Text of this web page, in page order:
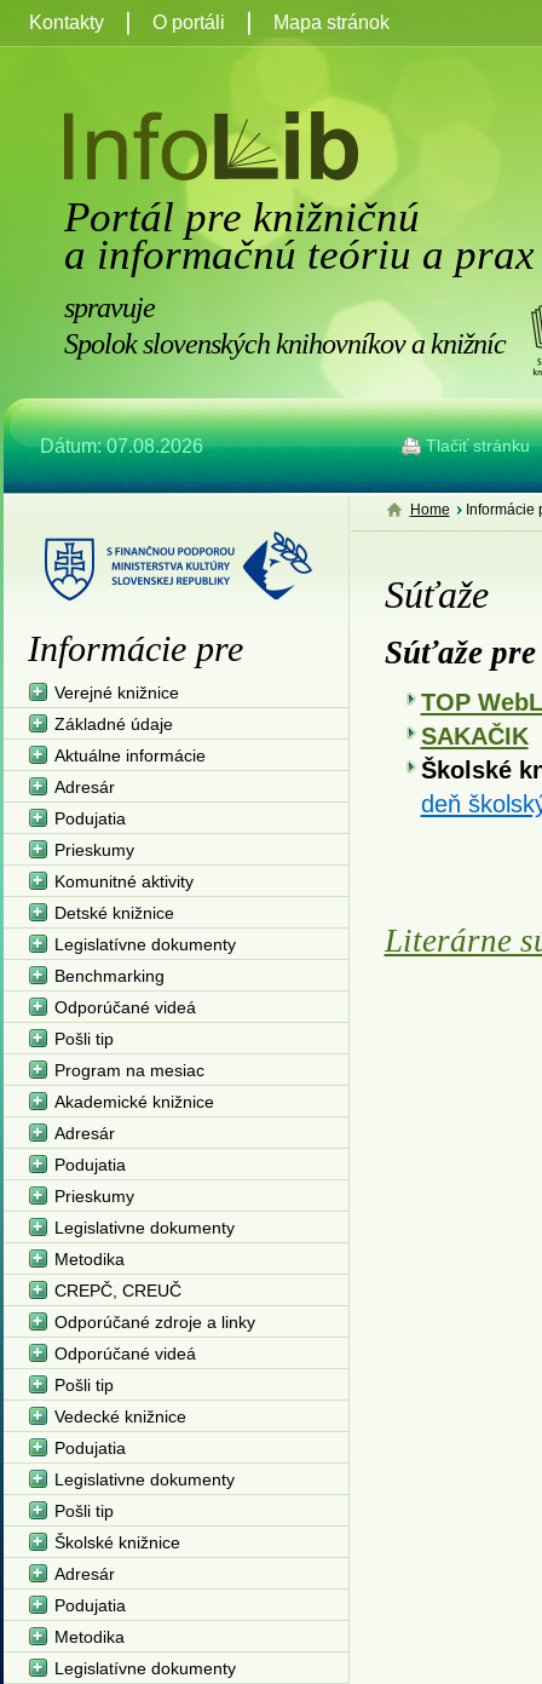
Portál pre knižničnú
a informačnú teóriu a prax
spravuje
Spolok slovenských knihovníkov a knižníc
Dátum: 07.08.2026 Tlačiť stránku
Kontakty O portáli Mapa stránok
Home Informácie
Súťaže
Súťaže
TOP
SAKAČIK
Školské
deň
Literárne
Informácie pre
Verejné knižnice
Základné údaje
Aktuálne informácie
Adresár
Podujatia
Prieskumy
Komunitné aktivity
Detské knižnice
Legislatívne dokumenty
Benchmarking
Odporúčané videá
Pošli tip
Program na mesiac
Akademické knižnice
Adresár
Podujatia
Prieskumy
Legislativne dokumenty
Metodika
CREPČ, CREUČ
Odporúčané zdroje a linky
Odporúčané videá
Pošli tip
Vedecké knižnice
Podujatia
Legislativne dokumenty
Pošli tip
Školské knižnice
Adresár
Podujatia
Metodika
Legislatívne dokumenty